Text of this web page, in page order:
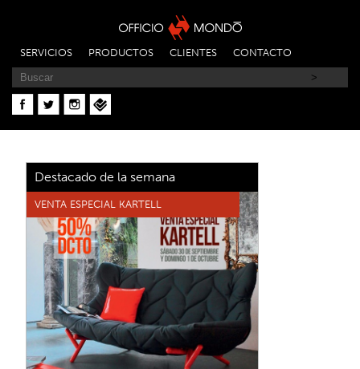
SERVICIOS PRODUCTOS CLIENTES CONTACTO
Destacado de la semana
VENTA ESPECIAL KARTELL